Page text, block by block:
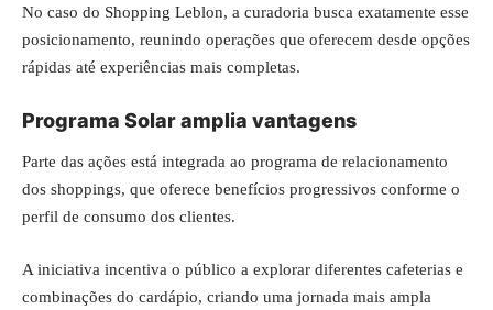
No caso do Shopping Leblon, a curadoria busca exatamente esse
posicionamento, reunindo operações que oferecem desde opções
rápidas até experiências mais completas.
Programa Solar amplia vantagens
Parte das ações está integrada ao programa de relacionamento
dos shoppings, que oferece benefícios progressivos conforme o
perfil de consumo dos clientes.
A iniciativa incentiva o público a explorar diferentes cafeterias e
combinações do cardápio, criando uma jornada mais ampla